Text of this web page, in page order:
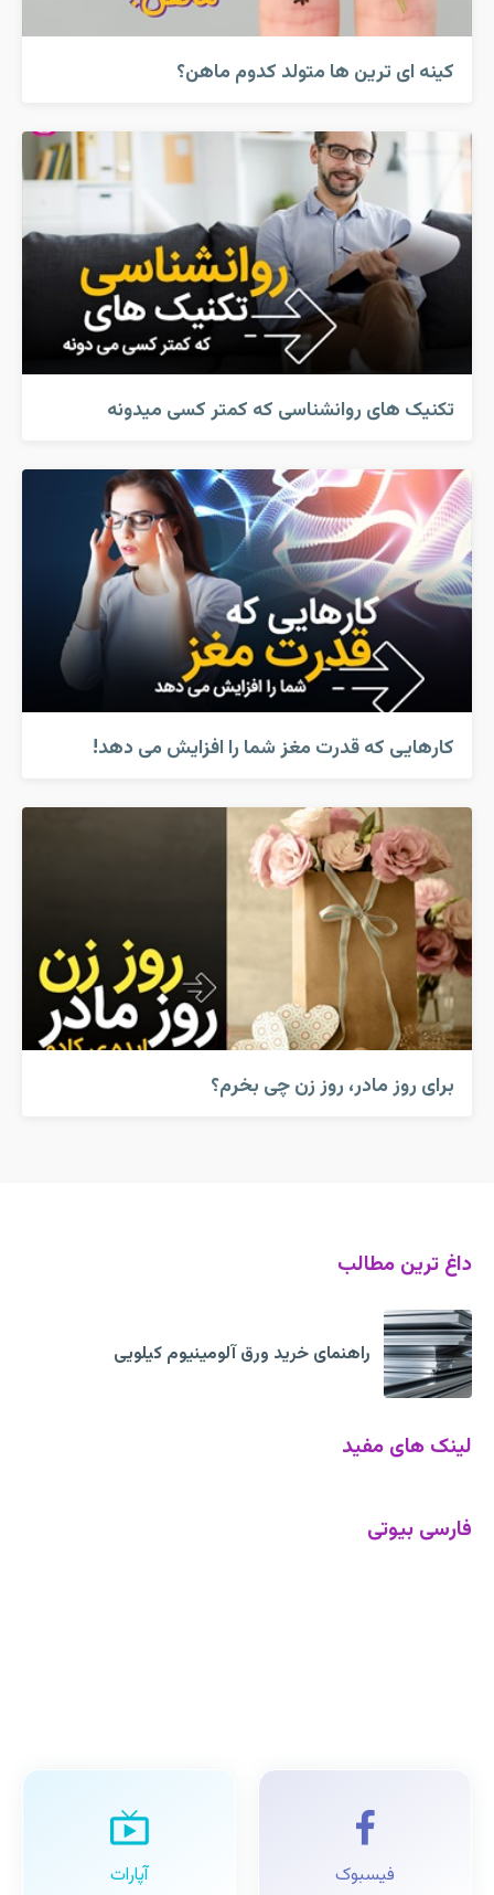
کینه ای ترین ها متولد کدوم ماهن؟
تکنیک های روانشناسی که کمتر کسی میدونه
کارهایی که قدرت مغز شما را افزایش می دهد!
برای روز مادر، روز زن چی بخرم؟
داغ ترین مطالب
راهنمای خرید ورق آلومینیوم کیلویی
لینک های مفید
فارسی بیوتی
فیسبوک آپارات